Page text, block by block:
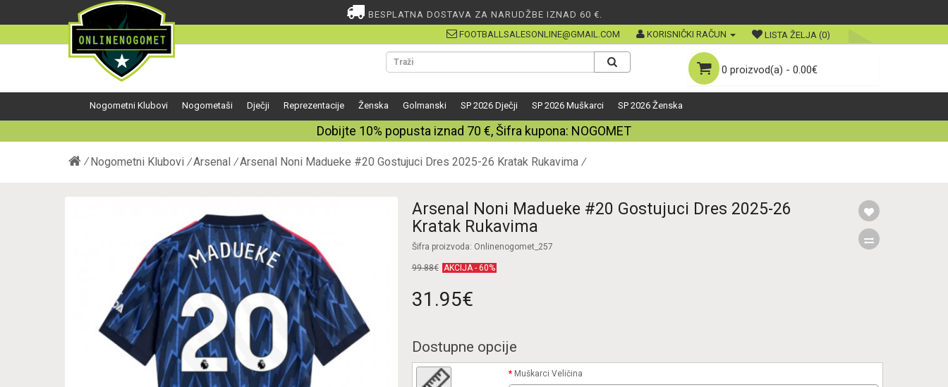
BESPLATNA DOSTAVA ZA NARUDŽBE IZNAD 60 €.
FOOTBALLSALESONLINE@GMAIL.COM
KORISNIČKI RAČUN LISTA ŽELJA (0)
0 proizvod(a) - 0.00€
Nogometni Klubovi Nogometaši Dječji Reprezentacije Ženska Golmanski SP 2026 Dječji SP 2026 Muškarci SP 2026 Ženska
Dobijte 10% popusta iznad 70 €, Šifra kupona: NOGOMET
Nogometni Klubovi Arsenal Arsenal Noni Madueke #20 Gostujuci Dres 2025-26 Kratak Rukavima
Arsenal Noni Madueke #20 Gostujuci Dres 2025-26
Kratak Rukavima
Šifra proizvoda: Onlinenogomet_257
99.88€ AKCIJA - 60%
31.95€
Dostupne opcije
Muškarci Veličina